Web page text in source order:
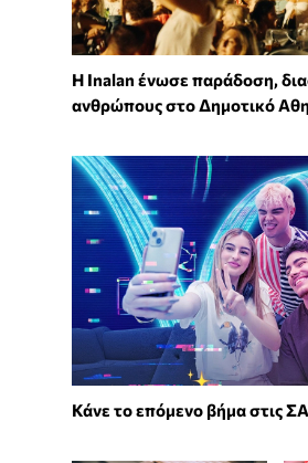
Η Inalan ένωσε παράδοση,
ανθρώπους στο Δημοτικό
Κάνε το επόμενο βήμα στις